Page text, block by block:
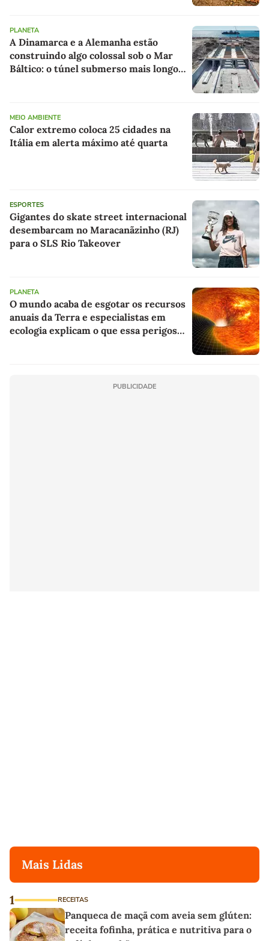
PLANETA
A Dinamarca e a Alemanha estão
construindo algo colossal sob o Mar
Báltico: o túnel submerso mais longo
MEIO AMBIENTE
Calor extremo coloca 25 cidades na
Itália em alerta máximo até quarta
ESPORTES
Gigantes do skate street internacional
desembarcam no Maracanãzinho (RJ)
para o SLS Rio Takeover
PLANETA
O mundo acaba de esgotar os recursos
anuais da Terra e especialistas em
ecologia explicam o que essa perigosa
PUBLICIDADE
Mais Lidas
1 RECEITAS
Panqueca de maçã com aveia sem glúten:
receita fofinha, prática e nutritiva para o